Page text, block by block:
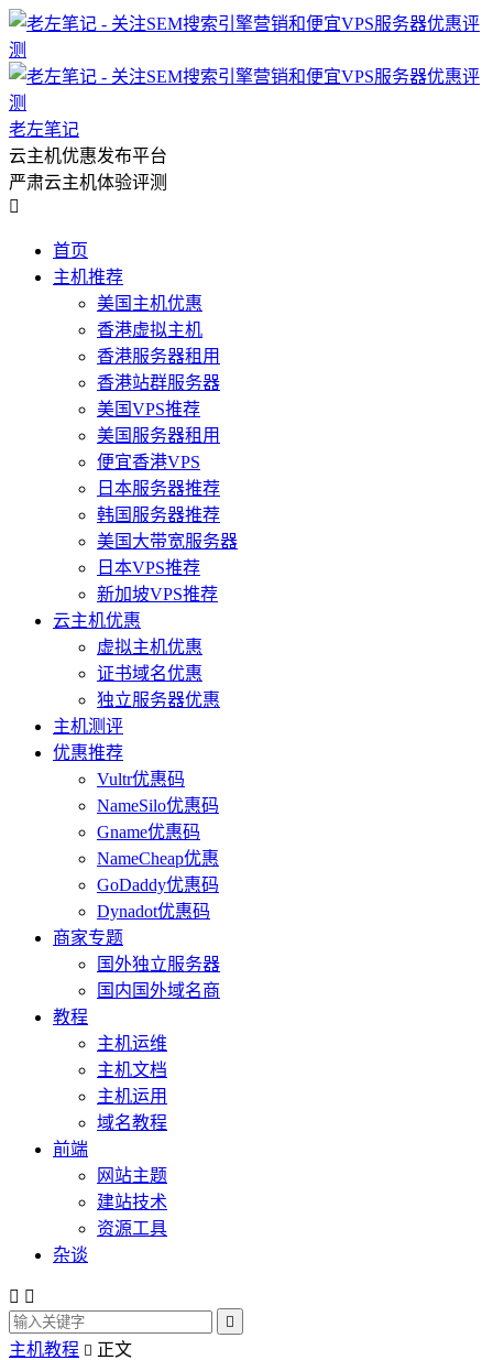
老左笔记
云主机优惠发布平台
严肃云主机体验评测

首页
主机推荐
美国主机优惠
香港虚拟主机
香港服务器租用
香港站群服务器
美国VPS推荐
美国服务器租用
便宜香港VPS
日本服务器推荐
韩国服务器推荐
美国大带宽服务器
日本VPS推荐
新加坡VPS推荐
云主机优惠
虚拟主机优惠
证书域名优惠
独立服务器优惠
主机测评
优惠推荐
Vultr优惠码
NameSilo优惠码
Gname优惠码
NameCheap优惠
GoDaddy优惠码
Dynadot优惠码
商家专题
国外独立服务器
国内国外域名商
教程
主机运维
主机文档
主机运用
域名教程
前端
网站主题
建站技术
资源工具
杂谈
 

主机教程  正文